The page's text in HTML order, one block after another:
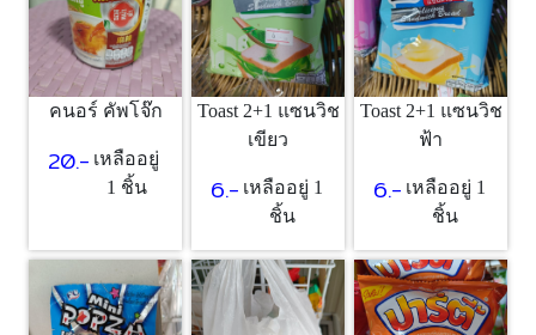
คนอร์ คัพโจ๊ก
20.- เหลืออยู่
1 ชิ้น
Toast 2+1 แซนวิช
เขียว
6.- เหลืออยู่ 1
ชิ้น
Toast 2+1 แซนวิช
ฟ้า
6.- เหลืออยู่ 1
ชิ้น